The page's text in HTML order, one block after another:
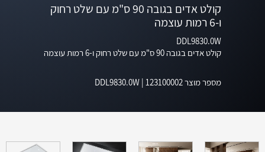
קולט אדים בגובה 90 ס"מ עם שלט רחוק
ו-6 רמות עוצמה
DDL9830.0W
קולט אדים בגובה 90 ס"מ עם שלט רחוק ו-6 רמות עוצמה
מספר מוצר DDL9830.0W | 123100002